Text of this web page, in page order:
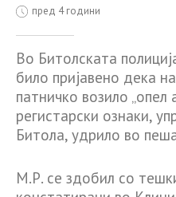
пред 4 години
Во Битолската
било пријавено дека
патничко возило „опел
регистарски ознаки,
Битола, удрило во
М.Р. се здобил со